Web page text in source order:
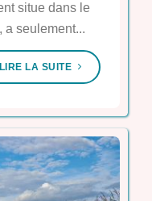
situe dans le
a seulement...
LIRE LA SUITE